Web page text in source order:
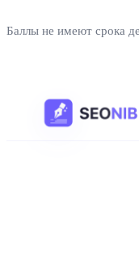
Баллы не имеют срока